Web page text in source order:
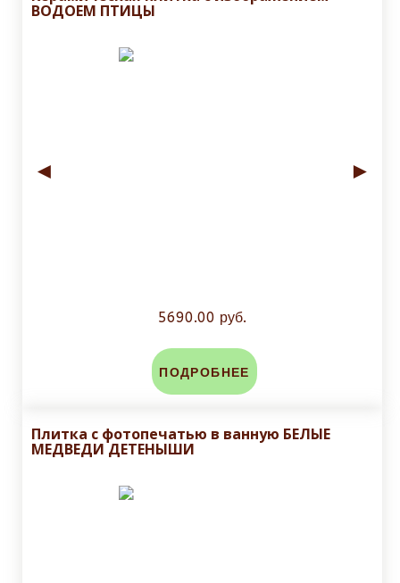
ВОДОЕМ ПТИЦЫ
◄ ►
5690.00 руб.
ПОДРОБНЕЕ
Плитка с фотопечатью в ванную БЕЛЫЕ
МЕДВЕДИ ДЕТЕНЫШИ